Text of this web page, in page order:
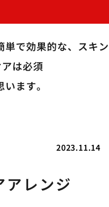
単で効果的な、スキ
は必須
ます。
2023.11.14
レンジ